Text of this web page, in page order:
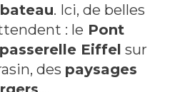
. Ici, de belles
: le Pont
passerelle Eiffel sur
des paysages